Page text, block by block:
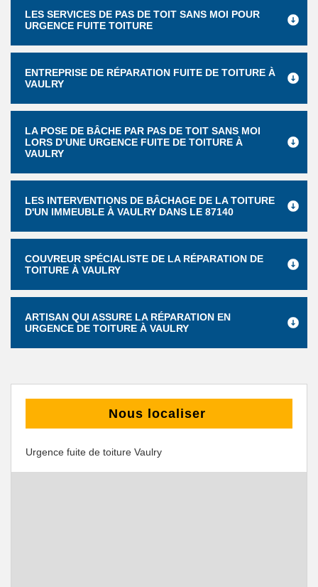
LES SERVICES DE PAS DE TOIT SANS MOI POUR
URGENCE FUITE TOITURE
ENTREPRISE DE RÉPARATION FUITE DE TOITURE À
VAULRY
LA POSE DE BÂCHE PAR PAS DE TOIT SANS MOI
LORS D’UNE URGENCE FUITE DE TOITURE À
VAULRY
LES INTERVENTIONS DE BÂCHAGE DE LA TOITURE
D'UN IMMEUBLE À VAULRY DANS LE 87140
COUVREUR SPÉCIALISTE DE LA RÉPARATION DE
TOITURE À VAULRY
ARTISAN QUI ASSURE LA RÉPARATION EN
URGENCE DE TOITURE À VAULRY
Nous localiser
Urgence fuite de toiture Vaulry